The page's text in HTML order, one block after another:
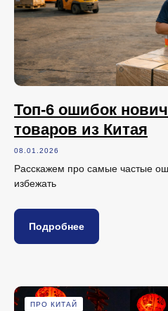
Топ-6 ошибок
товаров из Китая
08.01.2026
Расскажем про самые частые
избежать
Подробнее
ПРО КИТАЙ